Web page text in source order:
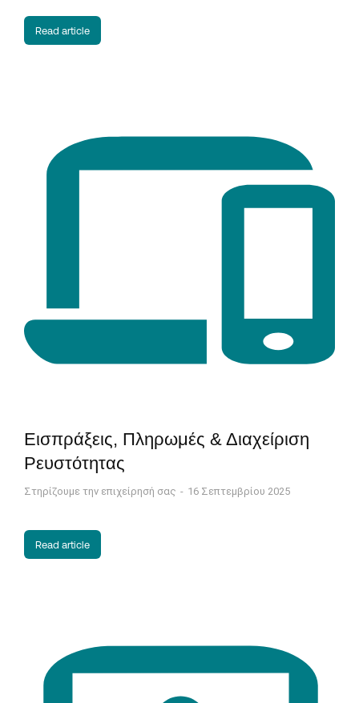
Read article
Εισπράξεις, Πληρωμές & Διαχείριση
Ρευστότητας
Στηρίζουμε την επιχείρησή σας 16 Σεπτεμβρίου 2025
Read article